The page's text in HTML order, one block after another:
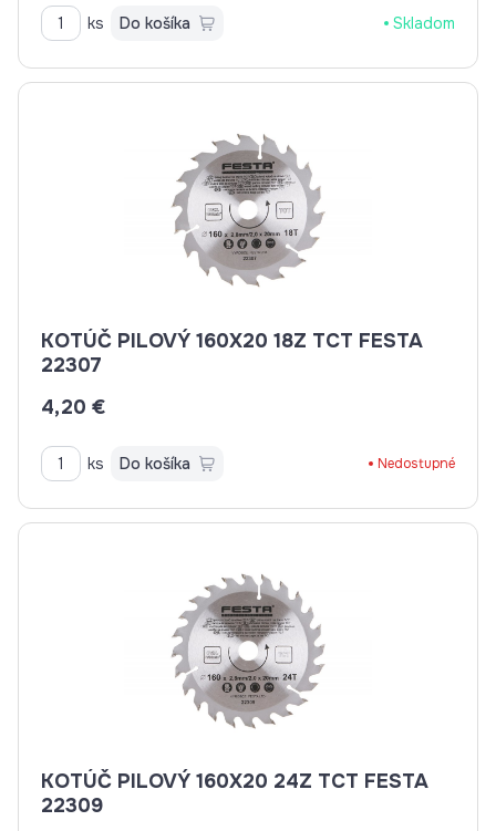
ks Do košíka Skladom
KOTÚČ PILOVÝ 160X20 18Z TCT FESTA
22307
4,20 €
ks Do košíka Nedostupné
KOTÚČ PILOVÝ 160X20 24Z TCT FESTA
22309